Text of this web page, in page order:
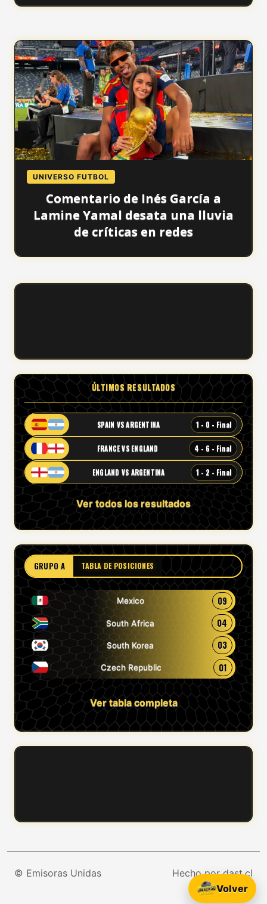
UNIVERSO FUTBOL
Comentario de Inés García a
Lamine Yamal desata una lluvia
de críticas en redes
ÚLTIMOS RESULTADOS
SPAIN VS ARGENTINA 1 - 0 - Final
FRANCE VS ENGLAND 4 - 6 - Final
ENGLAND VS ARGENTINA 1 - 2 - Final
Ver todos los resultados
GRUPO A TABLA DE POSICIONES
Mexico 09
South Africa 04
South Korea 03
Czech Republic 01
Ver tabla completa
© Emisoras Unidas
Hecho por dast.cl
Volver